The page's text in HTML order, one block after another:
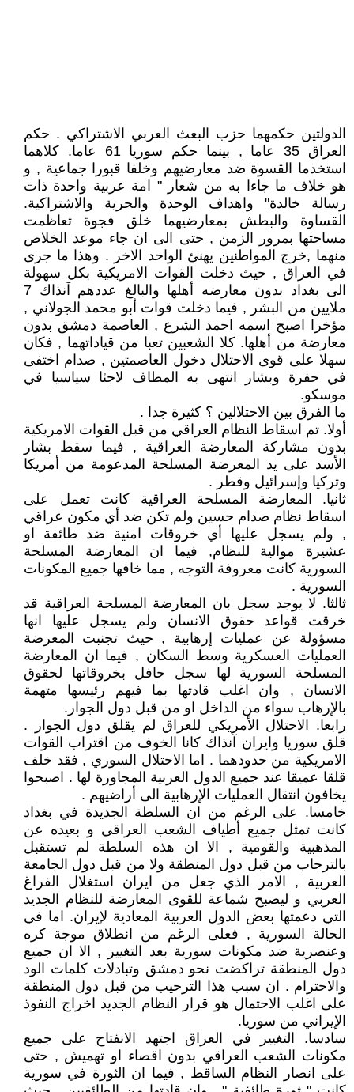
الدولتين حكمهما حزب البعث العربي الاشتراكي . حكم
العراق 35 عاما , بينما حكم سوريا 61 عاما. كلاهما
استخدما القسوة ضد معارضيهم وخلفا قبورا جماعية , و
هو خلاف ما جاءا به من شعار " امة عربية واحدة ذات
رسالة خالدة" واهداف الوحدة والحرية والاشتراكية.
القساوة والبطش بمعارضيهما خلق فجوة تعاظمت
مساحتها بمرور الزمن , حتى الى ان جاء موعد الخلاص
منهما ,خرج المواطنين يهنئ الواحد الاخر . وهذا ما جرى
في العراق , حيث دخلت القوات الامريكية بكل سهولة
الى بغداد بدون معارضه أهلها والبالغ عددهم آنذاك 7
ملايين من البشر , فيما دخلت قوات أبو محمد الجولاني ,
مؤخرا اصبح اسمه احمد الشرع , العاصمة دمشق بدون
معارضة من أهلها. كلا الشعبين تعبا من قياداتهما , فكان
سهلا على قوى الاحتلال دخول العاصمتين , صدام اختفى
في حفرة وبشار انتهى به المطاف لاجئا سياسيا في
موسكو.
ما الفرق بين الاحتلالين ؟ كثيرة جدا .
أولا. تم اسقاط النظام العراقي من قبل القوات الامريكية
بدون مشاركة المعارضة العراقية , فيما سقط بشار
الأسد على يد المعرضة المسلحة المدعومة من أمريكا
وتركيا وإسرائيل وقطر .
ثانيا. المعارضة المسلحة العراقية كانت تعمل على
اسقاط نظام صدام حسين ولم تكن ضد أي مكون عراقي
, ولم يسجل عليها أي خروقات امنية ضد طائفة او
عشيرة موالية للنظام, فيما ان المعارضة المسلحة
السورية كانت معروفة التوجه , مما خافها جميع المكونات
السورية .
ثالثا. لا يوجد سجل بان المعارضة المسلحة العراقية قد
خرقت قواعد حقوق الانسان ولم يسجل عليها انها
مسؤولة عن عمليات إرهابية , حيث تجنبت المعرضة
العمليات العسكرية وسط السكان , فيما ان المعارضة
المسلحة السورية لها سجل حافل بخروقاتها لحقوق
الانسان , وان اغلب قادتها بما فيهم رئيسها متهمة
بالإرهاب سواء من الداخل او من قبل دول الجوار.
رابعا. الاحتلال الأمريكي للعراق لم يقلق دول الجوار .
قلق سوريا وايران آنذاك كانا الخوف من اقتراب القوات
الامريكية من حدودهما . اما الاحتلال السوري , فقد خلف
قلقا عميقا عند جميع الدول العربية المجاورة لها . اصبحوا
يخافون انتقال العمليات الإرهابية الى أراضيهم .
خامسا. على الرغم من ان السلطة الجديدة في بغداد
كانت تمثل جميع أطياف الشعب العراقي و بعيده عن
المذهبية والقومية , الا ان هذه السلطة لم تستقبل
بالترحاب من قبل دول المنطقة ولا من قبل دول الجامعة
العربية , الامر الذي جعل من ايران استغلال الفراغ
العربي و ليصبح شماعة للقوى المعارضة للنظام الجديد
التي دعمتها بعض الدول العربية المعادية لإيران. اما في
الحالة السورية , فعلى الرغم من انطلاق موجة كره
وعنصرية ضد مكونات سورية بعد التغيير , الا ان جميع
دول المنطقة تراكضت نحو دمشق وتبادلات كلمات الود
والاحترام . ان سبب هذا الترحيب من قبل دول المنطقة
على اغلب الاحتمال هو قرار النظام الجديد اخراج النفوذ
الإيراني من سوريا.
سادسا. التغيير في العراق اجتهد الانفتاح على جميع
مكونات الشعب العراقي بدون اقصاء او تهميش , حتى
على انصار النظام الساقط , فيما ان الثورة في سورية